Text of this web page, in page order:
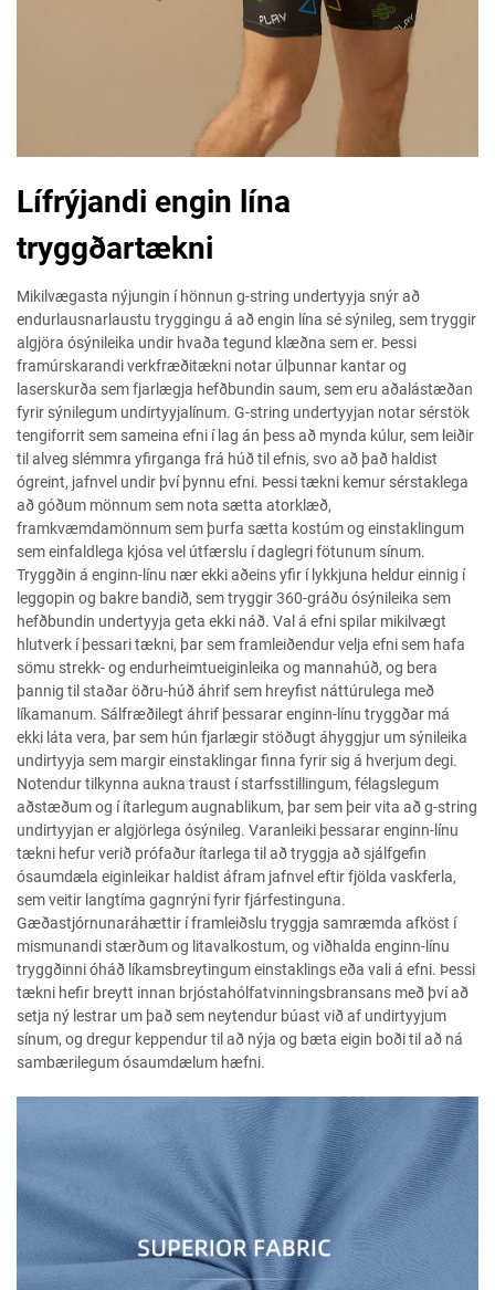
Lífrýjandi engin lína
tryggðartækni
Mikilvægasta nýjungin í hönnun g-string undertyyja snýr að
endurlausnarlaustu tryggingu á að engin lína sé sýnileg, sem tryggir
algjöra ósýnileika undir hvaða tegund klæðna sem er. Þessi
framúrskarandi verkfræðitækni notar úlþunnar kantar og
laserskurða sem fjarlægja hefðbundin saum, sem eru aðalástæðan
fyrir sýnilegum undirtyyjalínum. G-string undertyyjan notar sérstök
tengiforrit sem sameina efni í lag án þess að mynda kúlur, sem leiðir
til alveg slémmra yfirganga frá húð til efnis, svo að það haldist
ógreint, jafnvel undir því þynnu efni. Þessi tækni kemur sérstaklega
að góðum mönnum sem nota sætta atorklæð,
framkvæmdamönnum sem þurfa sætta kostúm og einstaklingum
sem einfaldlega kjósa vel útfærslu í daglegri fötunum sínum.
Tryggðin á enginn-línu nær ekki aðeins yfir í lykkjuna heldur einnig í
leggopin og bakre bandið, sem tryggir 360-gráðu ósýnileika sem
hefðbundin undertyyja geta ekki náð. Val á efni spilar mikilvægt
hlutverk í þessari tækni, þar sem framleiðendur velja efni sem hafa
sömu strekk- og endurheimtueiginleika og mannahúð, og bera
þannig til staðar öðru-húð áhrif sem hreyfist náttúrulega með
líkamanum. Sálfræðilegt áhrif þessarar enginn-línu tryggðar má
ekki láta vera, þar sem hún fjarlægir stöðugt áhyggjur um sýnileika
undirtyyja sem margir einstaklingar finna fyrir sig á hverjum degi.
Notendur tilkynna aukna traust í starfsstillingum, félagslegum
aðstæðum og í ítarlegum augnablikum, þar sem þeir vita að g-string
undirtyyjan er algjörlega ósýnileg. Varanleiki þessarar enginn-línu
tækni hefur verið prófaður ítarlega til að tryggja að sjálfgefin
ósaumdæla eiginleikar haldist áfram jafnvel eftir fjölda vaskferla,
sem veitir langtíma gagnrýni fyrir fjárfestinguna.
Gæðastjórnunaráhættir í framleiðslu tryggja samræmda afköst í
mismunandi stærðum og litavalkostum, og viðhalda enginn-línu
tryggðinni óháð líkamsbreytingum einstaklings eða vali á efni. Þessi
tækni hefir breytt innan brjóstahólfatvinningsbransans með því að
setja ný lestrar um það sem neytendur búast við af undirtyyjum
sínum, og dregur keppendur til að nýja og bæta eigin boði til að ná
sambærilegum ósaumdælum hæfni.